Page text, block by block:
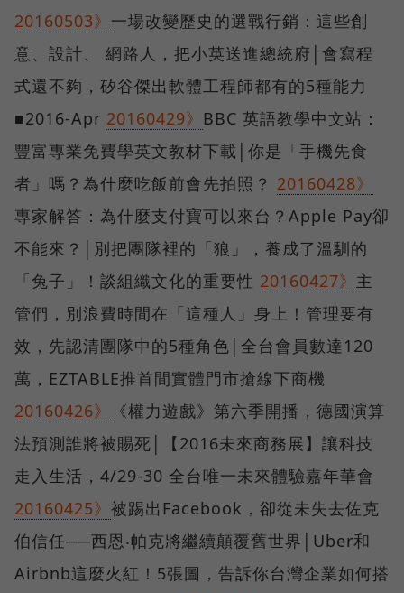
20160503》 一場改變歷史的選戰行銷：這些創
意、設計、 網路人，把小英送進總統府│會寫程
式還不夠，矽谷傑出軟體工程師都有的5種能力
■2016-Apr 20160429》 BBC 英語教學中文站：
豐富專業免費學英文教材下載│你是「手機先食
者」嗎？為什麼吃飯前會先拍照‬？ 20160428》
專家解答：為什麼支付寶可以來台？Apple Pay卻
不能來？│別把團隊裡的「狼」，養成了溫馴的
「兔子」！談組織文化的重要性 20160427》 主
管們，別浪費時間在「這種人」身上！管理要有
效，先認清團隊中的5種角色│全台會員數達120
萬，EZTABLE推首間實體門市搶線下商機
20160426》
《權力遊戲》第六季開播，德國演算
法預測誰將被賜死│【2016未來商務展】讓科技
走入生活，4/29-30 全台唯一未來體驗嘉年華會
20160425》 被踢出Facebook，卻從未失去佐克
伯信任──西恩‧帕克將繼續顛覆舊世界│Uber和
Airbnb這麼火紅！5張圖，告訴你台灣企業如何搭